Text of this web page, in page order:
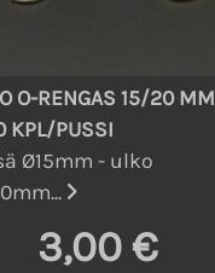
O-RENGAS 15/20 MM
KPL/PUSSI
Ø15mm - ulko
3,00 €